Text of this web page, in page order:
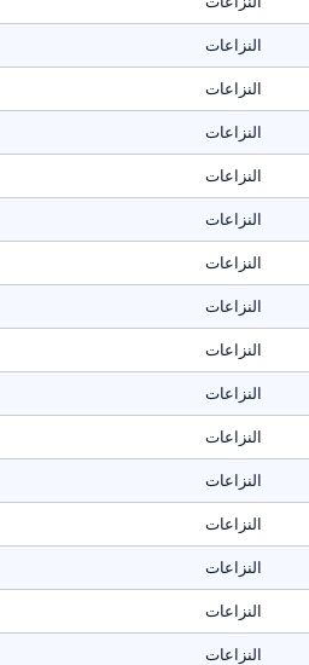
النزاعات
النزاعات
النزاعات
النزاعات
النزاعات
النزاعات
النزاعات
النزاعات
النزاعات
النزاعات
النزاعات
النزاعات
النزاعات
النزاعات
النزاعات